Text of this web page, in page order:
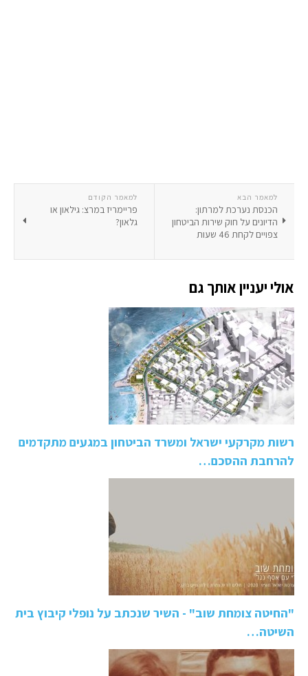
למאמר הקודם
פריימריז במרצ: גילאון או
גלאון?
למאמר הבא
הכנסת נערכת למרתון:
הדיונים על חוק שירות הביטחון
צפויים לקחת 46 שעות
אולי יעניין אותך גם
רשות מקרקעי ישראל ומשרד הביטחון במגעים מתקדמים
להרחבת ההסכם…
"החיטה צומחת שוב" - השיר שנכתב על נופלי קיבוץ בית
השיטה…